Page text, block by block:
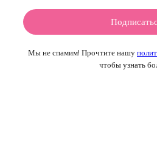
Мы не спамим! Прочтите нашу
чтобы узнать